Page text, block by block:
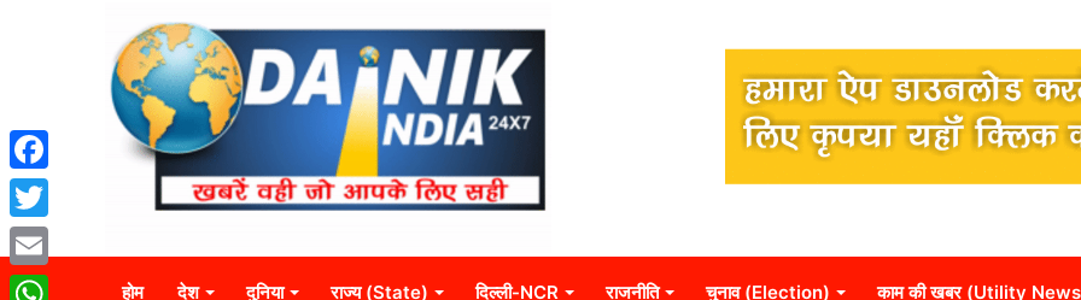
होम देश दुनिया राज्य (State) दिल्ली-NCR राजनीति चुनाव (Election) काम की खबर (Utility
Facebook
Twitter
Email